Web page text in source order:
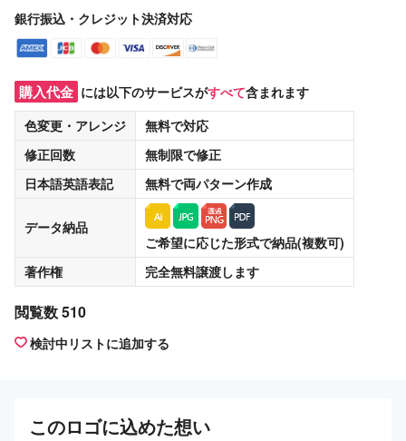
銀行振込・クレジット決済対応
購入代金 には以下のサービスがすべて含まれます
色変更・アレンジ
無料で対応
修正回数
無制限で修正
日本語英語表記
無料で両パターン作成
データ納品
ご希望に応じた形式で納品(複数可)
著作権
完全無料譲渡します
閲覧数 510
検討中リストに追加する
このロゴに込めた想い